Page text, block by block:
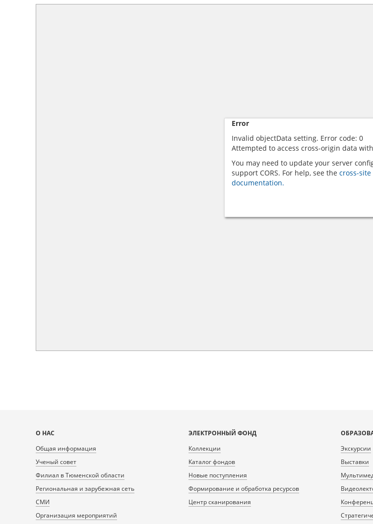
Error
Invalid objectData setting. Error code: 0
Attempted to access cross-origin data
You may need to update your server
support CORS. For help, see the cross-
documentation.
Карта
сайта
О НАС
Общая информация
Ученый совет
Филиал в Тюменской области
Региональная и зарубежная сеть
СМИ
Организация мероприятий
ЭЛЕКТРОННЫЙ ФОНД
Коллекции
Каталог фондов
Новые поступления
Формирование и обработка ресурсов
Центр сканирования
Экскурсии
Выставки